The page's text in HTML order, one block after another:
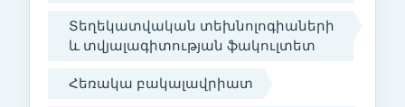
Տեղեկատվական տեխնոլոգիաների
և տվյալագիտության ֆակուլտետ
Հեռակա բակալավրիատ